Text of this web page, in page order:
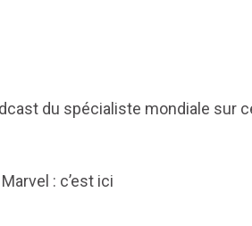
du spécialiste mondiale sur
: c’est ici